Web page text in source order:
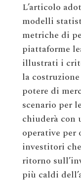
L’articolo
modelli
metriche di
piattaforme
illustrati i
la
potere di
scenario per
chiuderà con
operative per
investitori
ritorno
più caldi